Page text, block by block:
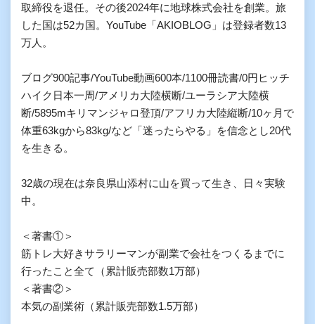
取締役を退任。その後2024年に地球株式会社を創業。旅
した国は52カ国。YouTube「AKIOBLOG」は登録者数13
万人。
ブログ900記事/YouTube動画600本/1100冊読書/0円ヒッチ
ハイク日本一周/アメリカ大陸横断/ユーラシア大陸横
断/5895mキリマンジャロ登頂/アフリカ大陸縦断/10ヶ月で
体重63kgから83kg/など「迷ったらやる」を信念とし20代
を生きる。
32歳の現在は奈良県山添村に山を買って生き、日々実験
中。
＜著書①＞
筋トレ大好きサラリーマンが副業で会社をつくるまでに
行ったこと全て（累計販売部数1万部）
＜著書②＞
本気の副業術（累計販売部数1.5万部）